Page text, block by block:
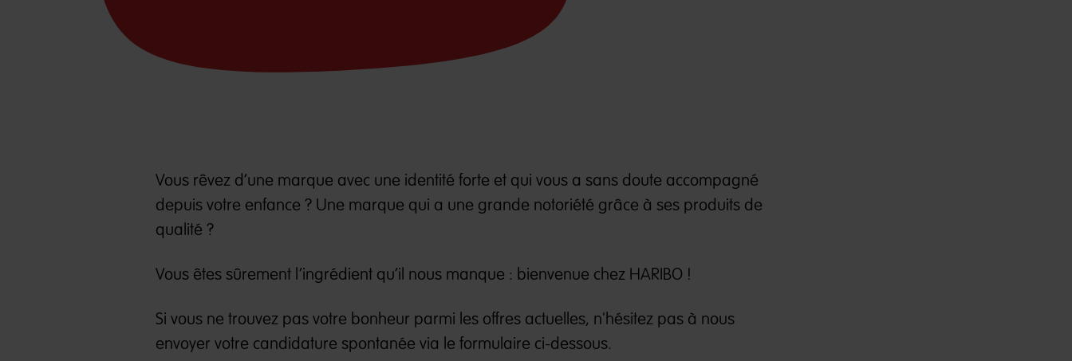
Vous rêvez d’une marque avec une identité forte et qui vous a sans doute accompagné
depuis votre enfance ? Une marque qui a une grande notoriété grâce à ses produits de
qualité ?
Vous êtes sûrement l’ingrédient qu’il nous manque : bienvenue chez HARIBO !
Si vous ne trouvez pas votre bonheur parmi les offres actuelles, n'hésitez pas à nous
envoyer votre candidature spontanée via le formulaire ci-dessous.